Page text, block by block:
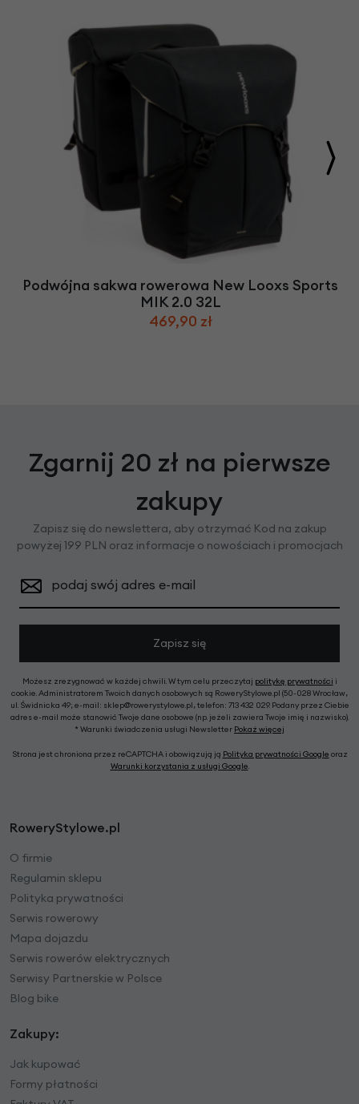
Podwójna sakwa rowerowa New Looxs Sports
MIK 2.0 32L
469,90 zł
Zgarnij 20 zł na pierwsze
zakupy
Zapisz się do newslettera, aby otrzymać Kod na zakup
powyżej 199 PLN oraz informacje o nowościach i promocjach
podaj swój adres e-mail
Zapisz się
Możesz zrezygnować w każdej chwili. W tym celu przeczytaj politykę prywatności i
cookie. Administratorem Twoich danych osobowych są RoweryStylowe.pl (50-028 Wrocław,
ul. Świdnicka 49; e-mail: sklep@rowerystylowe.pl, telefon: 713 432 029. Podany przez Ciebie
adres e-mail może stanowić Twoje dane osobowe (np. jeżeli zawiera Twoje imię i nazwisko).
* Warunki świadczenia usługi Newsletter Pokaż więcej
Strona jest chroniona przez reCAPTCHA i obowiązują ją Polityka prywatności Google oraz
Warunki korzystania z usługi Google.
RoweryStylowe.pl
O firmie
Regulamin sklepu
Polityka prywatności
Serwis rowerowy
Mapa dojazdu
Serwis rowerów elektrycznych
Serwisy Partnerskie w Polsce
Blog bike
Zakupy:
Jak kupować
Formy płatności